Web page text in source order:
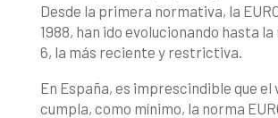
Desde la primera normativa, la
1988, han ido evolucionando hasta la
6, la más reciente y restrictiva.
En España, es imprescindible que el
cumpla, como mínimo, la norma